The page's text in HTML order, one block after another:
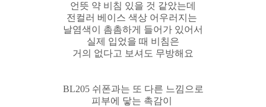
언뜻 약 비침 있을 것 같았는데
전컬러 베이스 색상 어우러지는
날염색이 촘촘하게 들어가 있어서
실제 입었을 때 비침은
거의 없다고 보셔도 무방해요
BL205 쉬폰과는 또 다른 느낌으로
피부에 닿는 촉감이